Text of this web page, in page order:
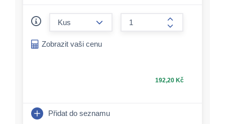
form.increase-
Zobrazit vaši cenu
192,20 Kč
Přidat do seznamu